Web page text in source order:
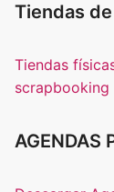
Tiendas
Tiendas
scrapbooking
AGENDAS